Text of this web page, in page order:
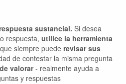
sustancial. Si desea
respuesta, utilice la herramienta
siempre puede revisar sus
de contestar la misma pregunta
valorar- realmente ayuda a
y respuestas